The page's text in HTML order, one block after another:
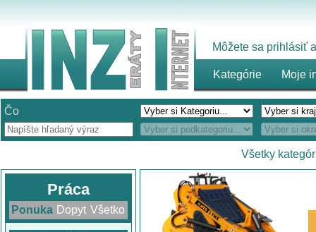
Môžete sa prihlásiť
Kategórie Moje
Čo
Všetky
Práca
Ponuka Dopyt Všetko